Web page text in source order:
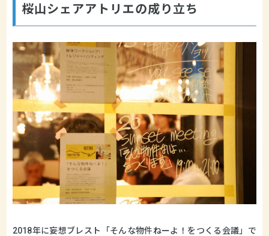
桜山シェアアトリエの成り立ち
2018年に妄想ブレスト「そんな物件ねーよ！をつくる会議」で